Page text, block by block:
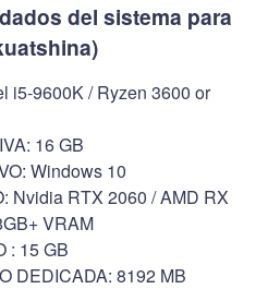
del sistema para
i5-9600K / Ryzen 3600 or
16 GB
Windows 10
Nvidia RTX 2060 / AMD RX
VRAM
: 15 GB
DEDICADA: 8192 MB